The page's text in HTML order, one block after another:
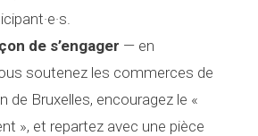
de s’engager — en
soutenez les commerces de
de Bruxelles, encouragez le «
», et repartez avec une pièce